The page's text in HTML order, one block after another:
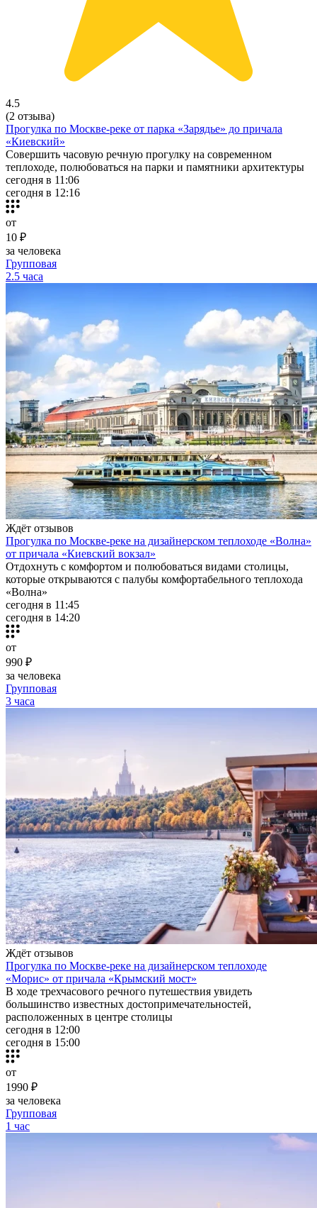
4.5
(2 отзыва)
Прогулка по Москве-реке от парка «Зарядье» до причала
«Киевский»
Совершить часовую речную прогулку на современном
теплоходе, полюбоваться на парки и памятники архитектуры
сегодня в 11:06
сегодня в 12:16
от
10 ₽
за человека
Групповая
2.5 часа
Ждёт отзывов
Прогулка по Москве-реке на дизайнерском теплоходе «Волна»
от причала «Киевский вокзал»
Отдохнуть с комфортом и полюбоваться видами столицы,
которые открываются с палубы комфортабельного теплохода
«Волна»
сегодня в 11:45
сегодня в 14:20
от
990 ₽
за человека
Групповая
3 часа
Ждёт отзывов
Прогулка по Москве-реке на дизайнерском теплоходе
«Морис» от причала «Крымский мост»
В ходе трехчасового речного путешествия увидеть
большинство известных достопримечательностей,
расположенных в центре столицы
сегодня в 12:00
сегодня в 15:00
от
1990 ₽
за человека
Групповая
1 час